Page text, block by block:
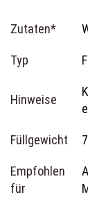
Zutaten*
Typ
Hinweise
Füllgewicht
Empfohlen
für